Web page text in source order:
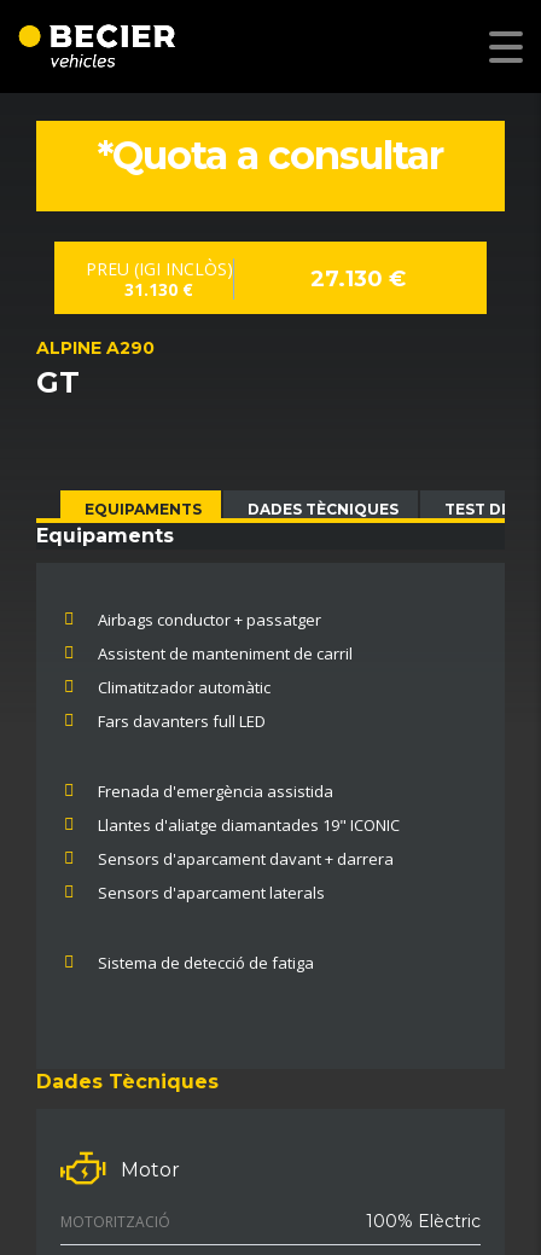
*Quota a consultar
PREU (IGI INCLÒS)
31.130 €
27.130 €
ALPINE A290
GT
PLA ENGEGA
EQUIPAMENTS DADES TÈCNIQUES TEST DRIVE
Equipaments
Airbags conductor + passatger
Assistent de manteniment de carril
Climatitzador automàtic
Fars davanters full LED
Frenada d'emergència assistida
Llantes d'aliatge diamantades 19" ICONIC
Sensors d'aparcament davant + darrera
Sensors d'aparcament laterals
Sistema de detecció de fatiga
Dades Tècniques
Motor
MOTORITZACIÓ 100% Elèctric